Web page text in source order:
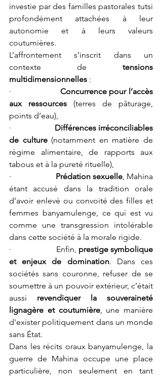
investie par des familles pastorales tutsi
profondément attachées à leur
autonomie et à leurs valeurs
coutumières.
L’affrontement s’inscrit dans un
contexte de tensions
multidimensionnelles :
· Concurrence pour l’accès
aux ressources (terres de pâturage,
points d’eau),
· Différences irréconciliables
de culture (notamment en matière de
régime alimentaire, de rapports aux
tabous et à la pureté rituelle),
· Prédation sexuelle, Mahina
étant accusé dans la tradition orale
d’avoir enlevé ou convoité des filles et
femmes banyamulenge, ce qui est vu
comme une transgression intolérable
dans cette société à la morale rigide.
·                     Enfin, prestige symbolique
et enjeux de domination. Dans ces
sociétés sans couronne, refuser de se
soumettre à un pouvoir extérieur, c’était
aussi revendiquer la souveraineté
lignagère et coutumière, une manière
d'exister politiquement dans un monde
sans État.
Dans les récits oraux banyamulenge, la
guerre de Mahina occupe une place
particulière, non seulement en tant